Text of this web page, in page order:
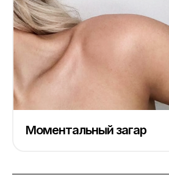
Моментальный загар